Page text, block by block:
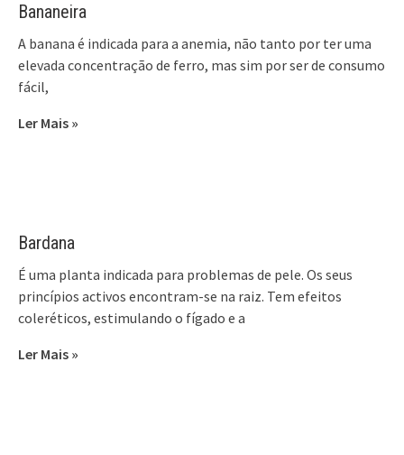
Bananeira
A banana é indicada para a anemia, não tanto por ter uma
elevada concentração de ferro, mas sim por ser de consumo
fácil,
Ler Mais »
Bardana
É uma planta indicada para problemas de pele. Os seus
princípios activos encontram-se na raiz. Tem efeitos
coleréticos, estimulando o fígado e a
Ler Mais »